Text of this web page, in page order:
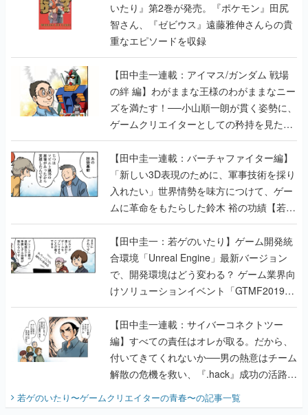
いたり』第2巻が発売。『ポケモン』田尻
智さん、『ゼビウス』遠藤雅伸さんらの貴
重なエピソードを収録
【田中圭一連載：アイマス/ガンダム 戦場
の絆 編】わがままな王様のわがままなニー
ズを満たす！──小山順一朗が貫く姿勢に、
ゲームクリエイターとしての矜持を見た
【若ゲのいたり最終回】
【田中圭一連載：バーチャファイター編】
「新しい3D表現のために、軍事技術を採り
入れたい」世界情勢を味方につけて、ゲー
ムに革命をもたらした鈴木 裕の功績【若ゲ
のいたり】
【田中圭一：若ゲのいたり】ゲーム開発統
合環境「Unreal Engine」最新バージョン
で、開発環境はどう変わる？ ゲーム業界向
けソリューションイベント「GTMF2019」
に行って、より理解を深めよう【PR】
【田中圭一連載：サイバーコネクトツー
編】すべての責任はオレが取る。だから、
付いてきてくれないか──男の熱意はチーム
解散の危機を救い、『.hack』成功の活路を
開く。業界の快男児・松山 洋に流れる血は
『少年ジャンプ』色だった【若ゲのいた
若ゲのいたり〜ゲームクリエイターの青春〜の記事一覧